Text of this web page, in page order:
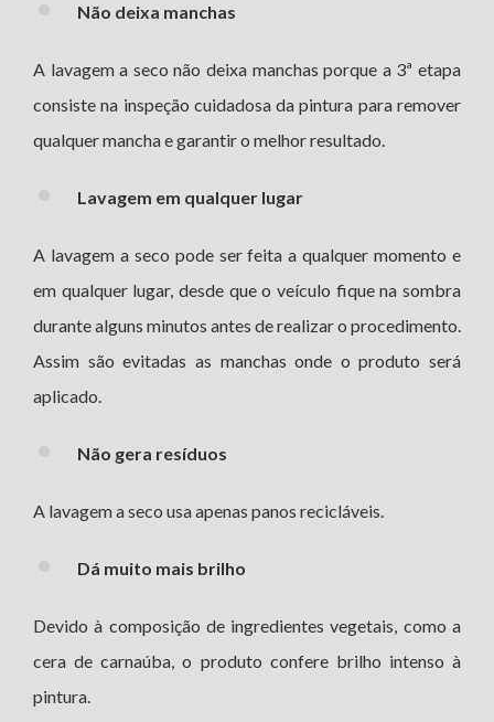
Não deixa manchas
A lavagem a seco não deixa manchas porque a 3ª etapa
consiste na inspeção cuidadosa da pintura para remover
qualquer mancha e garantir o melhor resultado.
Lavagem em qualquer lugar
A lavagem a seco pode ser feita a qualquer momento e
em qualquer lugar, desde que o veículo fique na sombra
durante alguns minutos antes de realizar o procedimento.
Assim são evitadas as manchas onde o produto será
aplicado.
Não gera resíduos
A lavagem a seco usa apenas panos recicláveis.
Dá muito mais brilho
Devido à composição de ingredientes vegetais, como a
cera de carnaúba, o produto confere brilho intenso à
pintura.